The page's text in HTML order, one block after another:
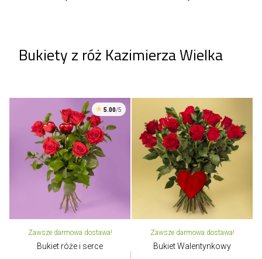
Bukiety z róż Kazimierza Wielka
5.00/5
Zawsze darmowa dostawa!
Bukiet róże i serce
Zawsze darmowa dostawa!
Bukiet Walentynkowy